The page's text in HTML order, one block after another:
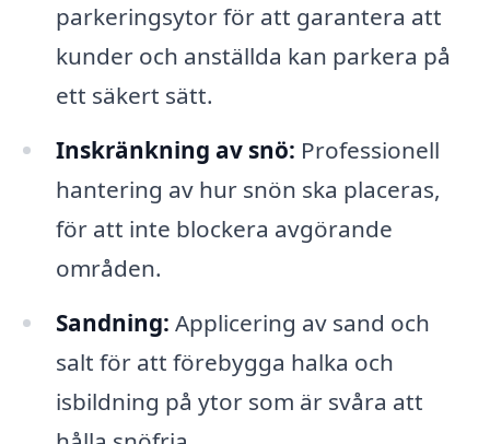
parkeringsytor för att garantera att
kunder och anställda kan parkera på
ett säkert sätt.
Inskränkning av snö: Professionell
hantering av hur snön ska placeras,
för att inte blockera avgörande
områden.
Sandning: Applicering av sand och
salt för att förebygga halka och
isbildning på ytor som är svåra att